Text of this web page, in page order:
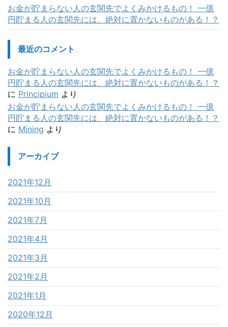
お金が貯まらない人の玄関先でよくみかけるもの！ 一億
円貯まる人の玄関先には、絶対に置かないものがある！？
最近のコメント
お金が貯まらない人の玄関先でよくみかけるもの！ 一億
円貯まる人の玄関先には、絶対に置かないものがある！？
に Principium より
お金が貯まらない人の玄関先でよくみかけるもの！ 一億
円貯まる人の玄関先には、絶対に置かないものがある！？
に Mining より
アーカイブ
2021年12月
2021年10月
2021年7月
2021年4月
2021年3月
2021年2月
2021年1月
2020年12月